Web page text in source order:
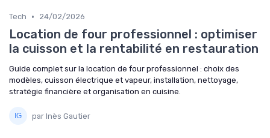
Tech • 24/02/2026
Location de four professionnel : optimiser
la cuisson et la rentabilité en restauration
Guide complet sur la location de four professionnel : choix des
modèles, cuisson électrique et vapeur, installation, nettoyage,
stratégie financière et organisation en cuisine.
par Inès Gautier